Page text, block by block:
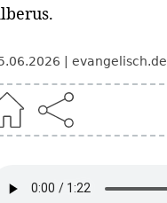
evangelisch.de